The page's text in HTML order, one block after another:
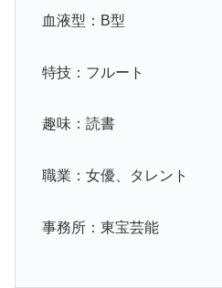
血液型：B型
特技：フルート
趣味：読書
職業：女優、タレント
事務所：東宝芸能